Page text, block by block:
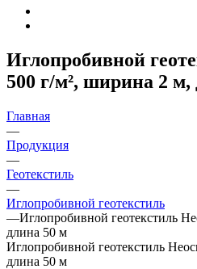
Иглопробивной
500 г/м², ширина 2 м,
Главная
—
Продукция
—
Геотекстиль
—
Иглопробивной геотекстиль
—Иглопробивной геотекстиль
длина 50 м
Иглопробивной геотекстиль
длина 50 м